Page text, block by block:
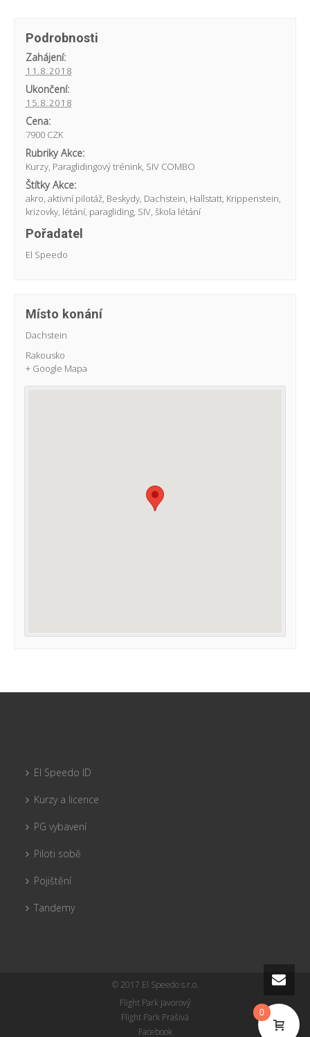
Podrobnosti
Zahájení:
11.8.2018
Ukončení:
15.8.2018
Cena:
7900 CZK
Rubriky Akce:
Kurzy, Paraglidingový trénink, SIV COMBO
Štítky Akce:
akro,aktivní pilotáž, Beskydy, Dachstein, Hallstatt, Krippenstein,
krizovky, létání, paragliding, SIV,škola létání
Pořadatel
El Speedo
Místo konání
Dachstein
Rakousko
+ Google Mapa
El Speedo ID
Kurzy a licence
PG vybavení
Piloti sobě
Pojištění
Tandemy
© 2017 El Speedo s.r.o.
Flight Park Javorový
Flight Park Prašivá
Facebook
0